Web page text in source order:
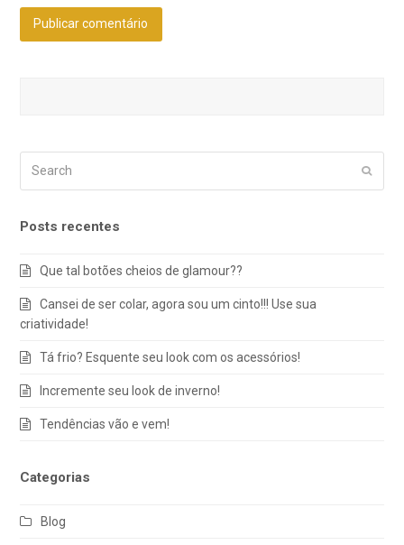
Submit
Posts recentes
Que tal botões cheios de glamour??
Cansei de ser colar, agora sou um cinto!!! Use sua
criatividade!
Tá frio? Esquente seu look com os acessórios!
Incremente seu look de inverno!
Tendências vão e vem!
Categorias
Blog